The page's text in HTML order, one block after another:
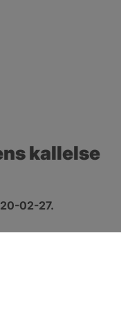
kallelse
02-27.
fönster.